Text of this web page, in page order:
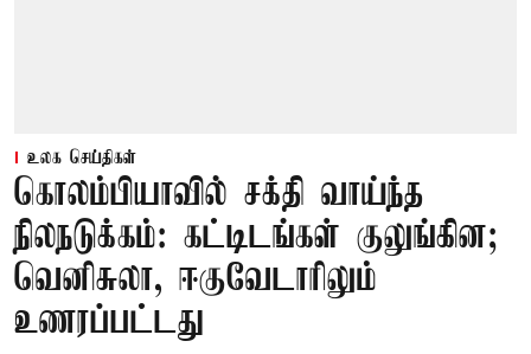
உலக செய்திகள்
கொலம்பியாவில் சக்தி வாய்ந்த
நிலநடுக்கம்: கட்டிடங்கள் குலுங்கின;
வெனிசுலா, ஈகுவேடாரிலும்
உணரப்பட்டது